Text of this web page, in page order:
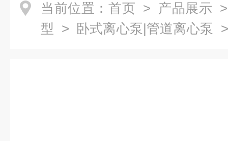
当前位置： 首页 > 产品展示
型 > 卧式离心泵|管道离心泵